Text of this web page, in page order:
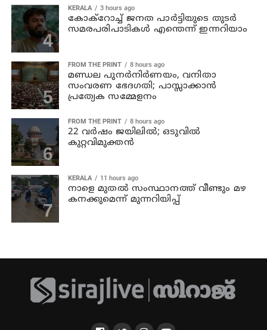
KERALA 3 hours ago
കോക്റോച്ച് ജനത പാര്‍ട്ടിയുടെ തുടര്‍
സമരപരിപാടികള്‍ എന്തെന്ന് ഇന്നറിയാം
FROM THE PRINT 8 hours ago
മണ്ഡല പുനർനിർണയം, വനിതാ
സംവരണ ഭേദഗതി; പാസ്സാക്കാൻ
പ്രത്യേക സമ്മേളനം
FROM THE PRINT 8 hours ago
22 വർഷം ജയിലിൽ; ഒടുവിൽ
കുറ്റവിമുക്തൻ
KERALA 11 hours ago
നാളെ മുതല്‍ സംസ്ഥാനത്ത് വീണ്ടും മഴ
കനക്കുമെന്ന് മുന്നറിയിപ്പ്